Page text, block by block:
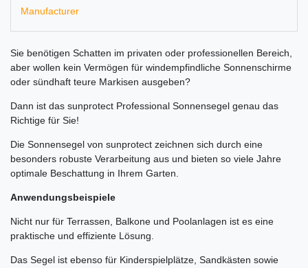
Manufacturer
Sie benötigen Schatten im privaten oder professionellen Bereich,
aber wollen kein Vermögen für windempfindliche Sonnenschirme
oder sündhaft teure Markisen ausgeben?
Dann ist das sunprotect Professional Sonnensegel genau das
Richtige für Sie!
Die Sonnensegel von sunprotect zeichnen sich durch eine
besonders robuste Verarbeitung aus und bieten so viele Jahre
optimale Beschattung in Ihrem Garten.
Anwendungsbeispiele
Nicht nur für Terrassen, Balkone und Poolanlagen ist es eine
praktische und effiziente Lösung.
Das Segel ist ebenso für Kinderspielplätze, Sandkästen sowie